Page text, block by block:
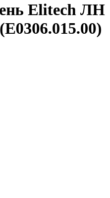
Elitech ЛН